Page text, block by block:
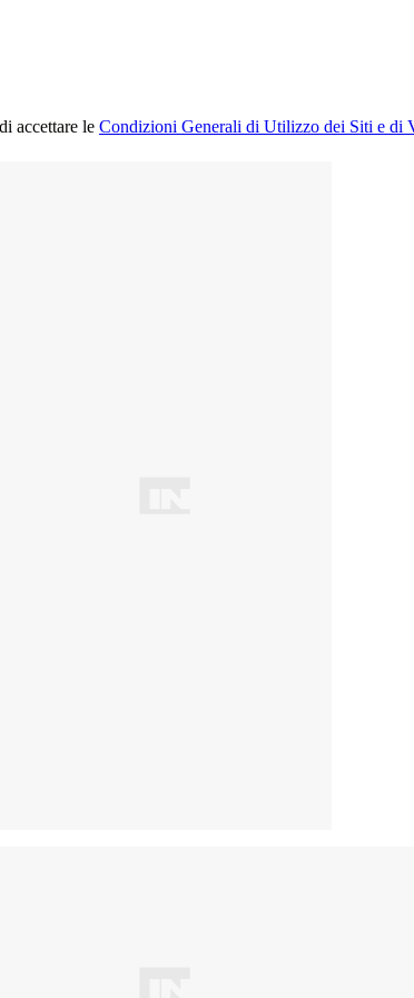
accettare le Condizioni Generali di Utilizzo dei Siti e di